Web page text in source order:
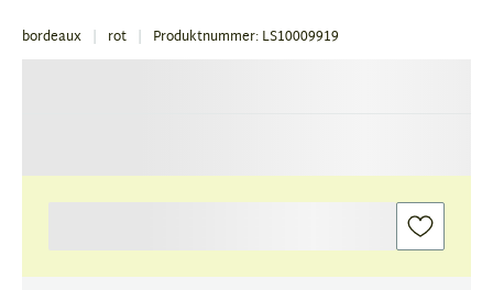
bordeaux rot Produktnummer: LS10009919